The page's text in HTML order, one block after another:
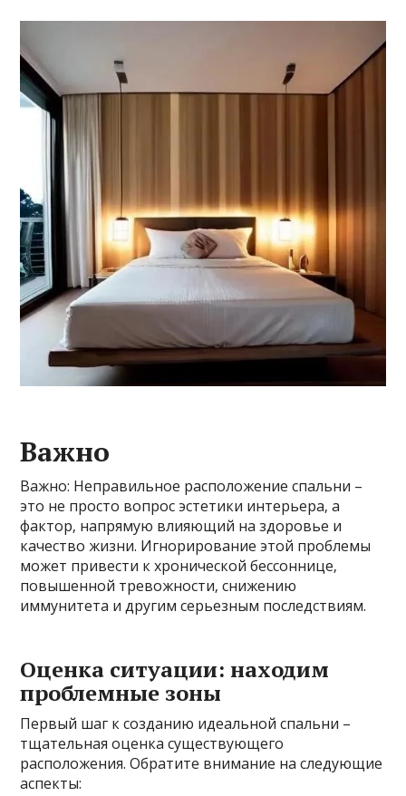
Важно
Важно: Неправильное расположение спальни –
это не просто вопрос эстетики интерьера‚ а
фактор‚ напрямую влияющий на здоровье и
качество жизни. Игнорирование этой проблемы
может привести к хронической бессоннице‚
повышенной тревожности‚ снижению
иммунитета и другим серьезным последствиям.
Оценка ситуации: находим
проблемные зоны
Первый шаг к созданию идеальной спальни –
тщательная оценка существующего
расположения. Обратите внимание на следующие
аспекты: